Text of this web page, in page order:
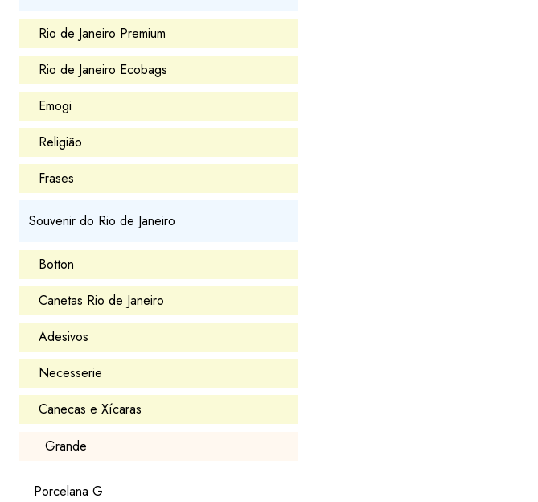
Rio de Janeiro Premium
Rio de Janeiro Ecobags
Emogi
Religião
Frases
Souvenir do Rio de Janeiro
Botton
Canetas Rio de Janeiro
Adesivos
Necesserie
Canecas e Xícaras
Grande
Porcelana G